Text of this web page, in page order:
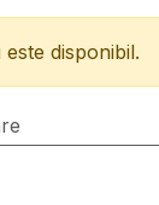
disponibil.